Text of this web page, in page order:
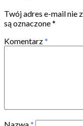
Twój adres e-mail nie
są oznaczone*
Komentarz*